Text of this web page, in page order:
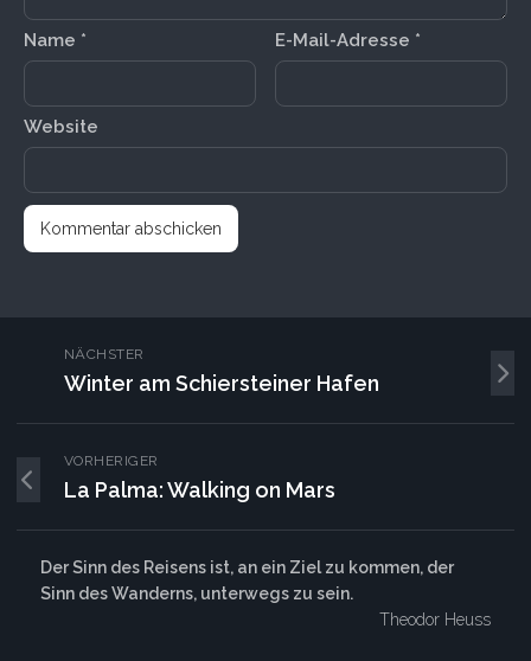
Name * E-Mail-Adresse *
Website
NÄCHSTER
Winter am Schiersteiner Hafen
VORHERIGER
La Palma: Walking on Mars
Der Sinn des Reisens ist, an ein Ziel zu kommen, der
Sinn des Wanderns, unterwegs zu sein.
Theodor Heuss